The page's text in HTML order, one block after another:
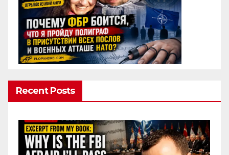
Recent Posts